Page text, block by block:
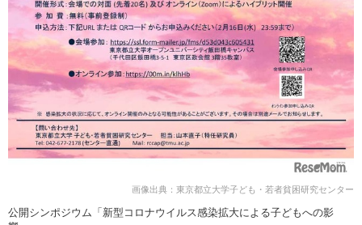
画像出典：東京都立大学子ども・若者貧困研究センター
公開シンポジウム「新型コロナウイルス感染拡大による子どもへの影